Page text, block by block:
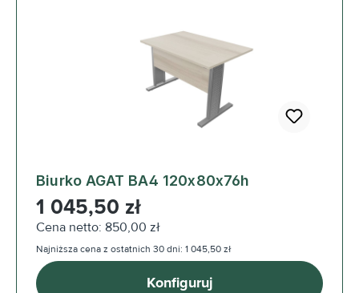
Biurko AGAT BA4 120x80x76h
Cena regularna:
1 045,50 zł
Cena netto: 850,00 zł
Najniższa cena z ostatnich 30 dni: 1 045,50 zł
Konfiguruj